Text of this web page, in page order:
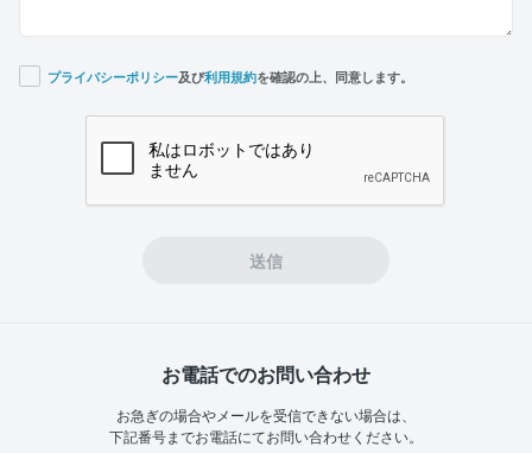
プライバシーポリシー及び利用規約を確認の上、同意します。
送信
お電話でのお問い合わせ
お急ぎの場合やメールを受信できない場合は、
下記番号までお電話にてお問い合わせください。